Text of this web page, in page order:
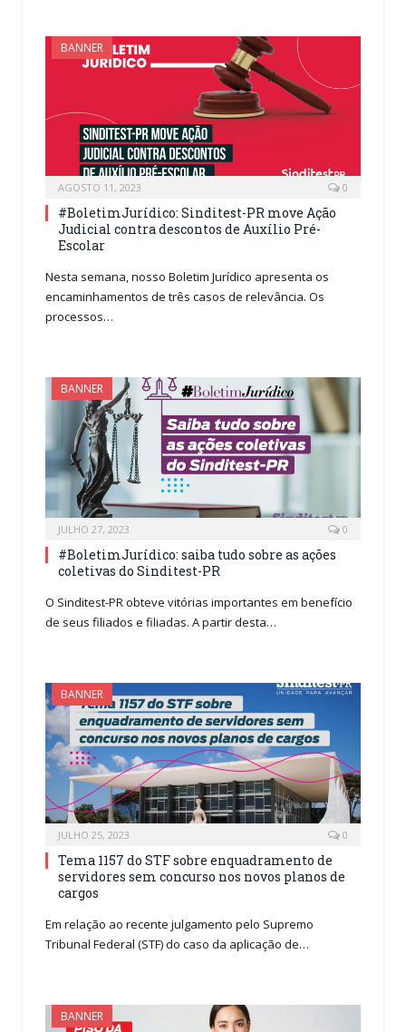
BANNER
AGOSTO 11, 2023 0
#BoletimJurídico: Sinditest-PR move Ação
Judicial contra descontos de Auxílio Pré-
Escolar
Nesta semana, nosso Boletim Jurídico apresenta os
encaminhamentos de três casos de relevância. Os
processos…
BANNER
JULHO 27, 2023 0
#BoletimJurídico: saiba tudo sobre as ações
coletivas do Sinditest-PR
O Sinditest-PR obteve vitórias importantes em benefício
de seus filiados e filiadas. A partir desta…
BANNER
JULHO 25, 2023 0
Tema 1157 do STF sobre enquadramento de
servidores sem concurso nos novos planos de
cargos
Em relação ao recente julgamento pelo Supremo
Tribunal Federal (STF) do caso da aplicação de…
BANNER